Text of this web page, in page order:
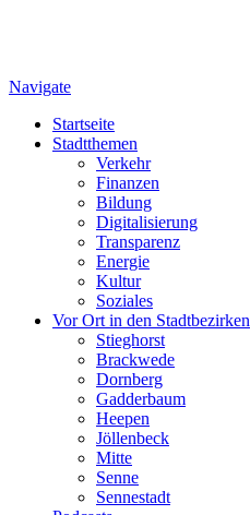
Navigate
Startseite
Stadtthemen
Verkehr
Finanzen
Bildung
Digitalisierung
Transparenz
Energie
Kultur
Soziales
Vor Ort in den Stadtbezirken
Stieghorst
Brackwede
Dornberg
Gadderbaum
Heepen
Jöllenbeck
Mitte
Senne
Sennestadt